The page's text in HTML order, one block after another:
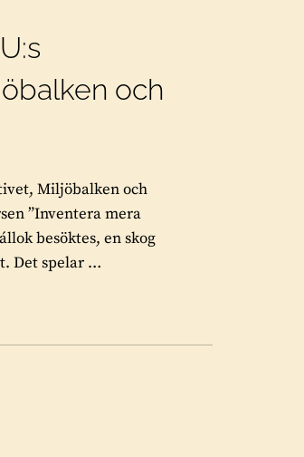
och
Miljöbalken och
”Inventera mera
besöktes, en skog
Det spelar …